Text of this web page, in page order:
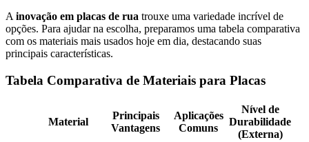
A inovação em placas de rua trouxe uma variedade incrível de
opções. Para ajudar na escolha, preparamos uma tabela comparativa
com os materiais mais usados hoje em dia, destacando suas
principais características.
Tabela Comparativa de Materiais para Placas
Material
Principais
Vantagens
Aplicações
Comuns
Nível de
Durabilidade
(Externa)